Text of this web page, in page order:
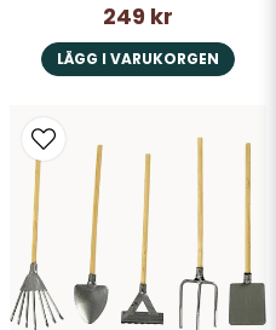
249 kr
LÄGG I VARUKORGEN